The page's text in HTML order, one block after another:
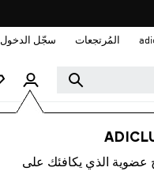
المُرتجعات سجّل الدخول
عضوية الذي يكافئك على